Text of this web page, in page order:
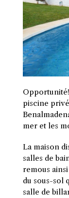
piscine
mer et les
La maison
salles de
remous
du sous-sol
salle de